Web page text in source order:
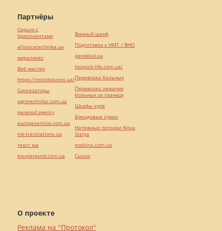
О проекте
Реклама на "Протокол"
Партнёры
Серьги с
бриллиантами
alliancetechnika.ua
миралинкс
Веб мастер
https://motokosmos.ua/
Синтезаторы
agrotechnika.com.ua
perevod.agency
europeservice.com.ua
mk-translations.ua
текст юа
kievperevod.com.ua
Винный шкаф
Подготовка к НМТ / ВНО
pereklad.ua
hospice-life.com.ua/
Перевозка больных
Перевозка лежачих
больных за границу
Шкафы купе
Брендовые сумки
Натяжные потолки Nova
Stelya
maltina.com.ua
Cылки